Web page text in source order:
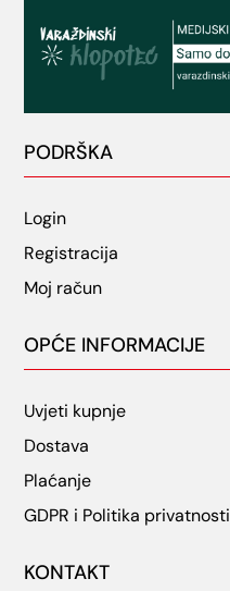
PODRŠKA
Login
Registracija
Moj račun
OPĆE INFORMACIJE
Uvjeti kupnje
Dostava
Plaćanje
GDPR i Politika privatnosti
KONTAKT